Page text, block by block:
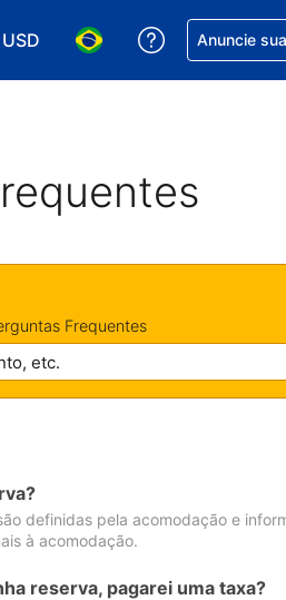
USD
Escolha sua moeda.
Escolha seu idioma.
Receber
Anuncie
Frequentes
definidas pela acomodação e
à acomodação.
reserva, pagarei uma taxa?